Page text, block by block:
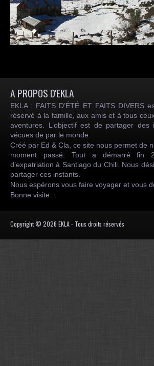
A PROPOS D'EKLA
EKLA : FAITS D’ÉTÉ ET FAITS DIVERS
réservé à la famille, aux amis et à tous
aventures. L’objectif est de partager
vécues de par le monde.
Créé par Ed & Cla, ce site nous permet de
moment passé. Tout a démarré fin
d’expatriation à Santiago du Chili. Nous
partager ces instants.
Nous espérons vous faire voyager et vous
Bonne visite…
Copyright © 2026 EKLA - Tous droits réservés